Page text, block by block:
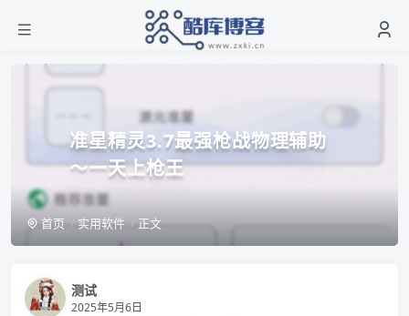
准星精灵3.7最强枪战物理辅助
～一天上枪王
首页 实用软件 正文
测试
2025年5月6日